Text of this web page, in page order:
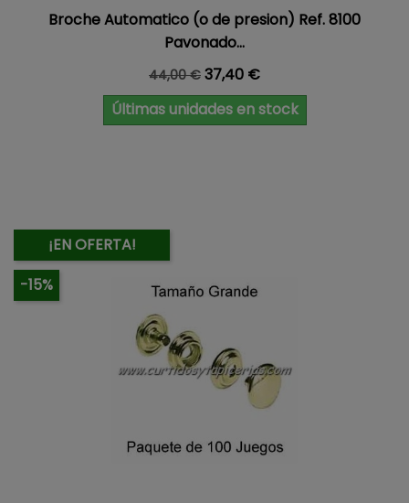
Broche Automatico (o de presion) Ref. 8100
Pavonado...
Precio base
44,00 € Precio
37,40 €
Últimas unidades en stock
¡EN OFERTA!
-15%